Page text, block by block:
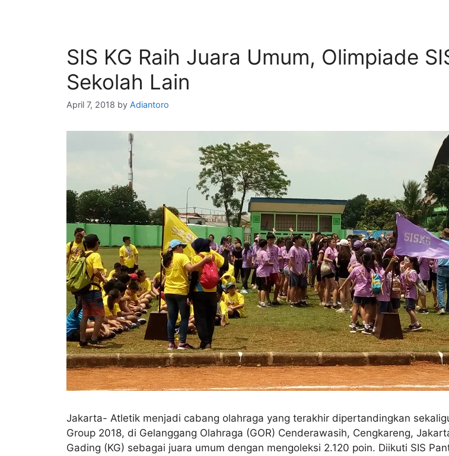
SIS KG Raih Juara Umum, Olimpiade
Sekolah Lain
April 7, 2018 by Adiantoro
Jakarta- Atletik menjadi cabang olahraga yang terakhir dipertandingkan
Group 2018, di Gelanggang Olahraga (GOR) Cenderawasih, Cengkareng,
Gading (KG) sebagai juara umum dengan mengoleksi 2.120 poin. Diikuti SIS